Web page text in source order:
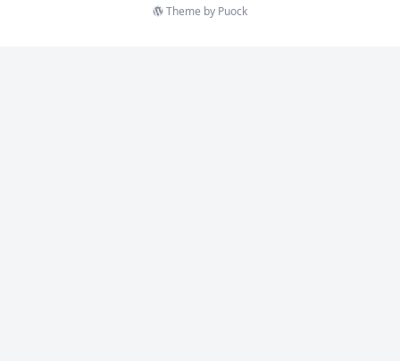
Theme by Puock